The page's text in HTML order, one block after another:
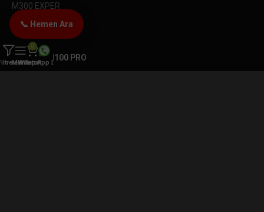
M300 EXPER
M400 PRO
📟 JDIAG M100 PRO
Menü
0
Sepet
WhatsApp Destek
📞 Hemen Ara